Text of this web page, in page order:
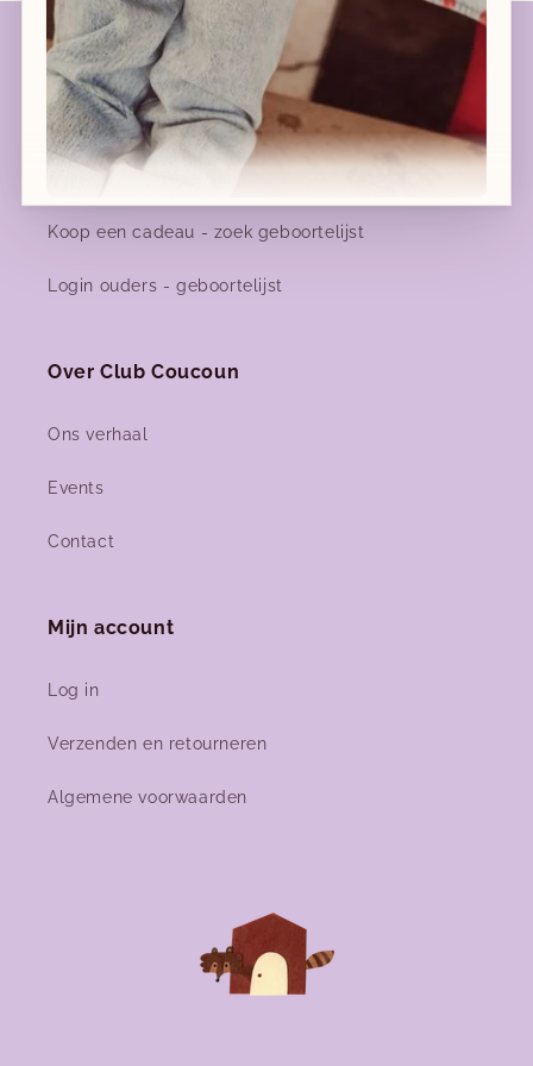
Geboortelijsten
Geboortelijst favorieten
Geboortelijsten - meer info
Koop een cadeau - zoek geboortelijst
Login ouders - geboortelijst
Over Club Coucoun
Ons verhaal
Events
Contact
Mijn account
Log in
Verzenden en retourneren
Algemene voorwaarden
Nieuwe herfst-winter collecties in ons clubje &